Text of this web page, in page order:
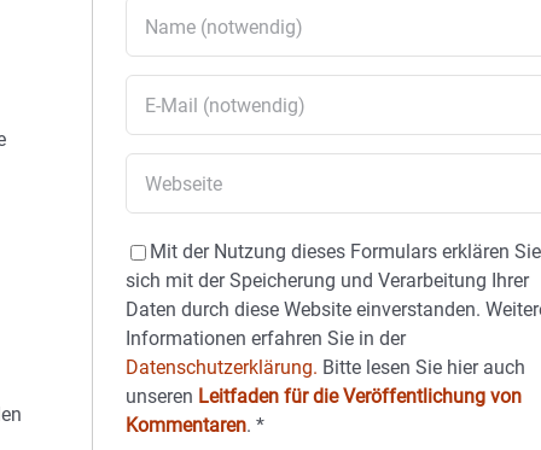
Mit der Nutzung dieses Formulars erklären Sie
sich mit der Speicherung und Verarbeitung Ihrer
Daten durch diese Website einverstanden.
Informationen erfahren Sie in der
Datenschutzerklärung. Bitte lesen Sie hier auch
unseren Leitfaden für die Veröffentlichung von
Kommentaren.*